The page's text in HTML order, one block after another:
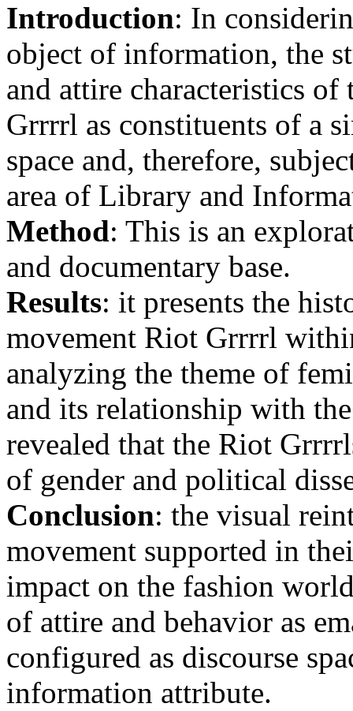
Introduction: In
object of information, the
and attire characteristics
Grrrrl as constituents of a
space and, therefore,
area of Library and
Method: This is an
and documentary base.
Results: it presents the
movement Riot Grrrrl
analyzing the theme of
and its relationship with
revealed that the Riot
of gender and political
Conclusion: the visual
movement supported in
impact on the fashion
of attire and behavior as
configured as discourse
information attribute.